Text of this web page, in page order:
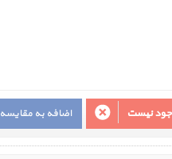
اضافه به مقایسه نیست